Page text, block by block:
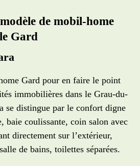
de mobil-home
Gard
Gard pour en faire le point
immobilières dans le Grau-du-
se distingue par le confort digne
baie coulissante, coin salon avec
directement sur l’extérieur,
de bains, toilettes séparées.